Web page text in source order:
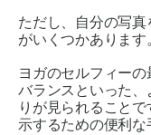
ただし、自分の写
がいくつかあります
ヨガのセルフィー
バランスといった
りが見られること
示するための便利